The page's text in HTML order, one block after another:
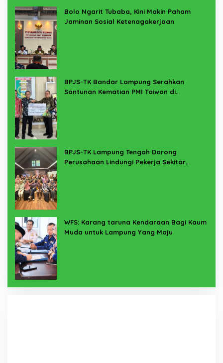
Bolo Ngarit Tubaba, Kini Makin Paham
Jaminan Sosial Ketenagakerjaan
BPJS-TK Bandar Lampung Serahkan
Santunan Kematian PMI Taiwan di
BPJS-TK Lampung Tengah Dorong
Perusahaan Lindungi Pekerja Sekitar
WFS: Karang taruna Kendaraan Bagi Kaum
Muda untuk Lampung Yang Maju